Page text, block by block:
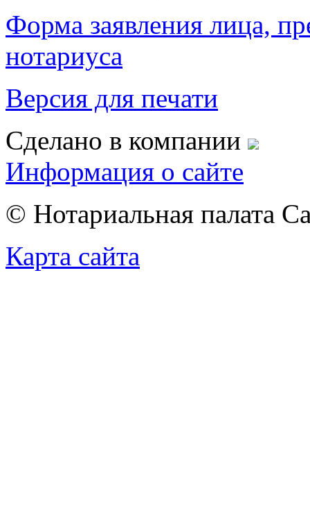
Форма заявления лица,
нотариуса
Версия для печати
Сделано в компании
Информация о сайте
© Нотариальная палата
Карта сайта